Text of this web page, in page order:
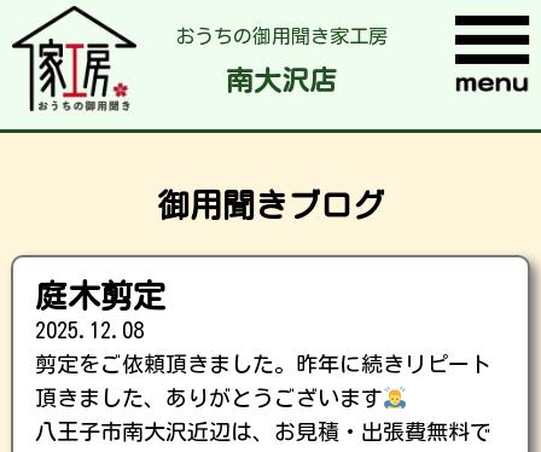
おうちの御用聞き家工房
南大沢店
御用聞きブログ
庭木剪定
2025.12.08
剪定をご依頼頂きました。昨年に続きリピート
頂きました、ありがとうございます
八王子市南大沢近辺は、お見積・出張費無料で